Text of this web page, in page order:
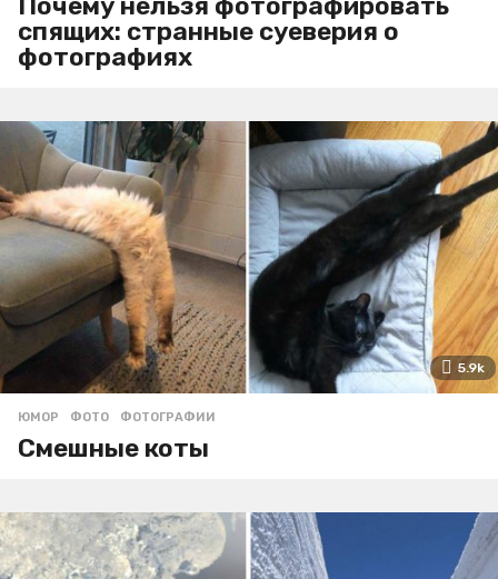
спящих: странные суеверия о
фотографиях
5.9k
ЮМОР ФОТО ,ФОТОГРАФИИ
Смешные коты